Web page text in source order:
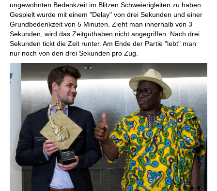
ungewohnten Bedenkzeit im Blitzen Schweierigleiten zu haben.
Gespielt wurde mit einem "Delay" von drei Sekunden und einer
Grundbedenkzeit von 5 Minuten. Zieht man innerhalb von 3
Sekunden, wird das Zeitguthaben nicht angegriffen. Nach drei
Sekunden tickt die Zeit runter. Am Ende der Partie "lebt" man
nur noch von den drei Sekunden pro Zug.